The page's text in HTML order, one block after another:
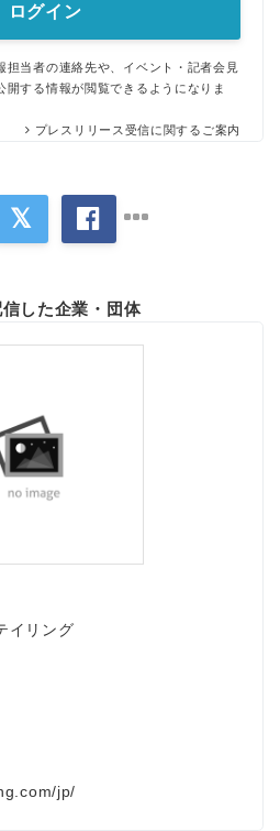
ログイン
担当者の連絡先や、イベント・記者会見
開する情報が閲覧できるようになりま
プレスリリース受信に関するご案内
した企業・団体
イリング
jp/